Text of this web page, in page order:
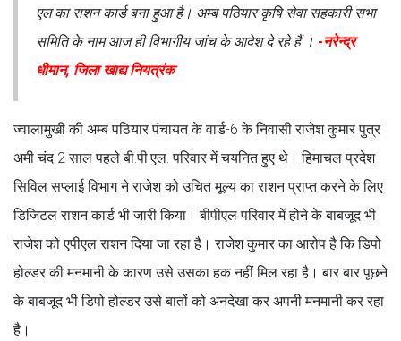
एल का राशन कार्ड बना हुआ है। अम्ब पठियार कृषि सेवा सहकारी सभा
समिति के नाम आज ही विभागीय जांच के आदेश दे रहे हैं । -नरेन्द्र
धीमान, जिला खाद्य नियत्रंक
ज्वालामुखी की अम्ब पठियार पंचायत के वार्ड-6 के निवासी राजेश कुमार पुत्र
अमी चंद 2 साल पहले बी.पी.एल. परिवार में चयनित हुए थे। हिमाचल प्रदेश
सिविल सप्लाई विभाग ने राजेश को उचित मूल्य का राशन प्राप्त करने के लिए
डिजिटल राशन कार्ड भी जारी किया। बीपीएल परिवार में होने के बाबजूद भी
राजेश को एपीएल राशन दिया जा रहा है। राजेश कुमार का आरोप है कि डिपो
होल्डर की मनमानी के कारण उसे उसका हक नहीं मिल रहा है। बार बार पूछने
के बाबजूद भी डिपो होल्डर उसे बातों को अनदेखा कर अपनी मनमानी कर रहा
है।